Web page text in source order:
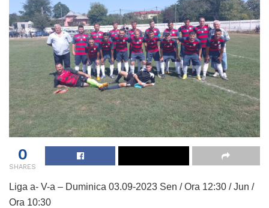
0
SHARES
Liga a- V-a – Duminica 03.09-2023 Sen / Ora 12:30 / Jun /
Ora 10:30